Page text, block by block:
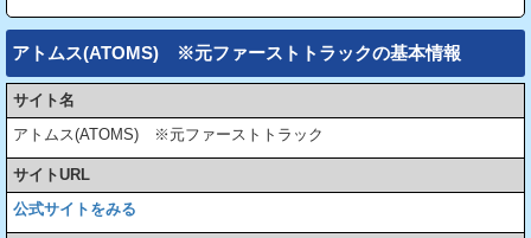
アトムス(ATOMS) ※元ファーストトラックの基本情報
サイト名
アトムス(ATOMS) ※元ファーストトラック
サイトURL
公式サイトをみる